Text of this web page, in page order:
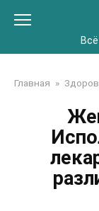
Главная »